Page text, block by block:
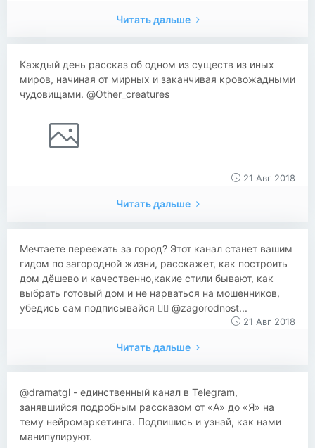
Читать дальше
Каждый день рассказ об одном из существ из иных
миров, начиная от мирных и заканчивая кровожадными
чудовищами. @Other_creatures
21 Авг 2018
Читать дальше
​​Мечтаете переехать за город? Этот канал станет вашим
гидом по загородной жизни, расскажет, как построить
дом дёшево и качественно,какие стили бывают, как
выбрать готовый дом и не нарваться на мошенников,
убедись сам подписывайся 👇🏻 @zagorodnost...
21 Авг 2018
Читать дальше
@dramatgl - единственный канал в Telegram,
занявшийся подробным рассказом от «А» до «Я» на
тему нейромаркетинга. Подпишись и узнай, как нами
манипулируют.